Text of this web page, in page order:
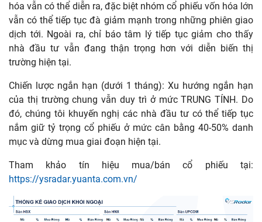
hóa vẫn có thể diễn ra, đặc biệt nhóm cổ phiếu vốn hóa lớn
vẫn có thể tiếp tục đà giảm mạnh trong những phiên giao
dịch tới. Ngoài ra, chỉ báo tâm lý tiếp tục giảm cho thấy
nhà đầu tư vẫn đang thận trọng hơn với diễn biến thị
trường hiện tại.
Chiến lược ngắn hạn (dưới 1 tháng): Xu hướng ngắn hạn
của thị trường chung vẫn duy trì ở mức TRUNG TÍNH. Do
đó, chúng tôi khuyến nghị các nhà đầu tư có thể tiếp tục
nắm giữ tỷ trọng cổ phiếu ở mức cân bằng 40-50% danh
mục và dừng mua giai đoạn hiện tại.
Tham khảo tín hiệu mua/bán cổ phiếu tại:
https://ysradar.yuanta.com.vn/